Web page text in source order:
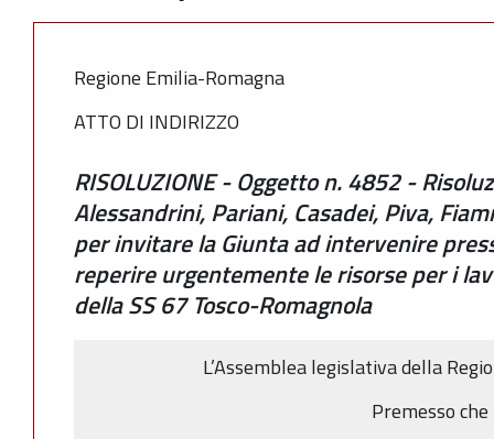
Regione Emilia-Romagna
ATTO DI INDIRIZZO
RISOLUZIONE - Oggetto n. 4852 -
Alessandrini, Pariani, Casadei, Piva,
per invitare la Giunta ad intervenire
reperire urgentemente le risorse per i
della SS 67 Tosco-Romagnola
L’Assemblea legislativa della
Premesso che